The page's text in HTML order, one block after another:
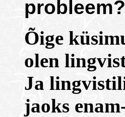
probleem?
Õige
olen
Ja
jaoks